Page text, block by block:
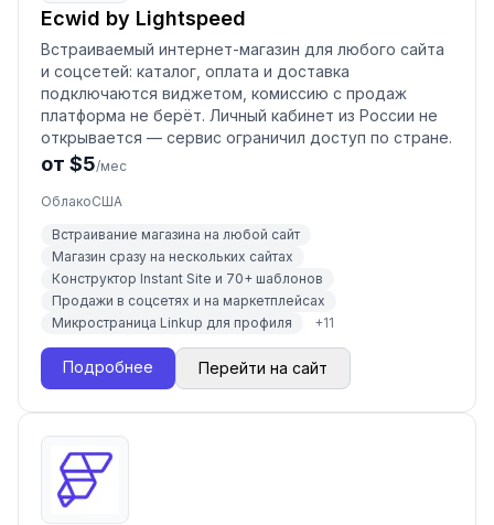
Ecwid by Lightspeed
Встраиваемый интернет-магазин для любого сайта
и соцсетей: каталог, оплата и доставка
подключаются виджетом, комиссию с продаж
платформа не берёт. Личный кабинет из России не
открывается — сервис ограничил доступ по стране.
от $5/мес
ОблакоСША
Встраивание магазина на любой сайт
Магазин сразу на нескольких сайтах
Конструктор Instant Site и 70+ шаблонов
Продажи в соцсетях и на маркетплейсах
Микространица Linkup для профиля
+11
Подробнее Перейти на сайт